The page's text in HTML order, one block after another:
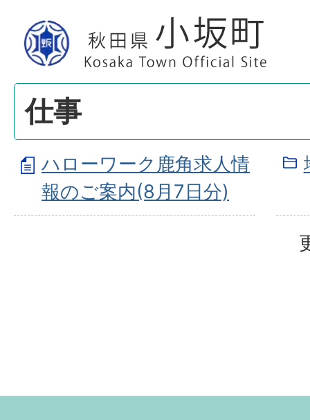
仕事
ハローワーク鹿角求人情
報のご案内(8月7日分)